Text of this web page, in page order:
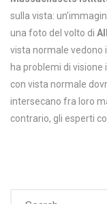
sulla vista:
una foto del volto di
vista normale vedono
ha problemi di visione
con vista normale
intersecano fra loro
contrario, gli esperti